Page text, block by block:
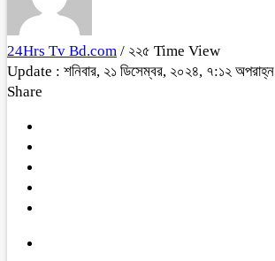
24Hrs Tv Bd.com / ২২৫ Time View
Update : শনিবার, ২১ ডিসেম্বর, ২০২৪, ৭:১২ অপরাহ্ন
Share